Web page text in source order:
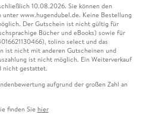
10.08.2026. Sie können den
www.hugendubel.de. Keine Bestellung
Der Gutschein ist nicht gültig für
Bücher und eBooks) sowie für
tolino select und das
ist nicht mit anderen Gutscheinen und
ist nicht möglich. Ein Weiterverkauf
nicht gestattet.
aufgrund der großen Zahl an
finden Sie hier